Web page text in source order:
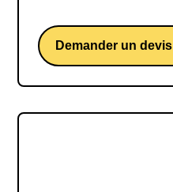
Demander un devis